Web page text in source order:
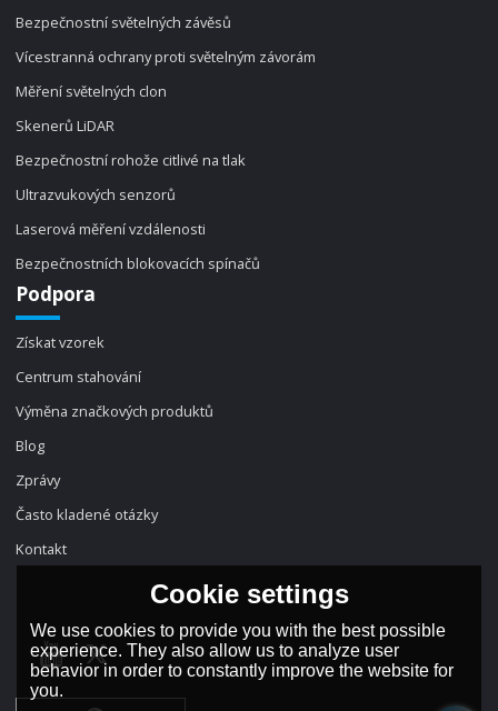
Bezpečnostní světelných závěsů
Vícestranná ochrany proti světelným závorám
Měření světelných clon
Skenerů LiDAR
Bezpečnostní rohože citlivé na tlak
Ultrazvukových senzorů
Laserová měření vzdálenosti
Bezpečnostních blokovacích spínačů
Podpora
Získat vzorek
Centrum stahování
Výměna značkových produktů
Blog
Zprávy
Často kladené otázky
Kontakt
Cookie settings
We use cookies to provide you with the best possible
experience. They also allow us to analyze user
behavior in order to constantly improve the website for
you.